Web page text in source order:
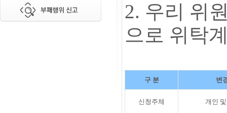
2. 우리 위
으로 위탁
구 분 변
신청주체 개인